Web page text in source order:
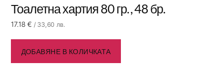
Тоалетна хартия 80 гр. , 48 бр.
17.18€/ 33,60 лв.
ДОБАВЯНЕ В КОЛИЧКАТА